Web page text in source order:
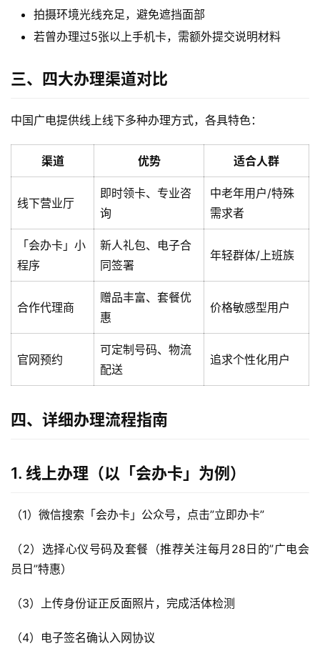
拍摄环境光线充足，避免遮挡面部
若曾办理过5张以上手机卡，需额外提交说明材料
三、四大办理渠道对比
中国广电提供线上线下多种办理方式，各具特色：
渠道 优势 适合人群
线下营业厅
即时领卡、专业咨
询
中老年用户/特殊
需求者
「会办卡」小
程序
新人礼包、电子合
同签署
年轻群体/上班族
合作代理商
赠品丰富、套餐优
惠
价格敏感型用户
官网预约
可定制号码、物流
配送
追求个性化用户
四、详细办理流程指南
1. 线上办理（以「会办卡」为例）
（1）微信搜索「会办卡」公众号，点击”立即办卡”
（2）选择心仪号码及套餐（推荐关注每月28日的”广电会
员日”特惠）
（3）上传身份证正反面照片，完成活体检测
（4）电子签名确认入网协议